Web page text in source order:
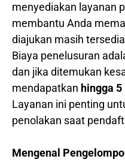
menyediakan layanan
membantu Anda
diajukan masih
Biaya penelusuran
dan jika ditemukan
mendapatkan hingga
Layanan ini penting
penolakan saat
Mengenal